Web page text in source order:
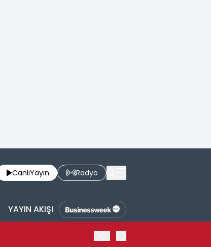
CanlıYayın Radyo
YAYIN AKIŞI